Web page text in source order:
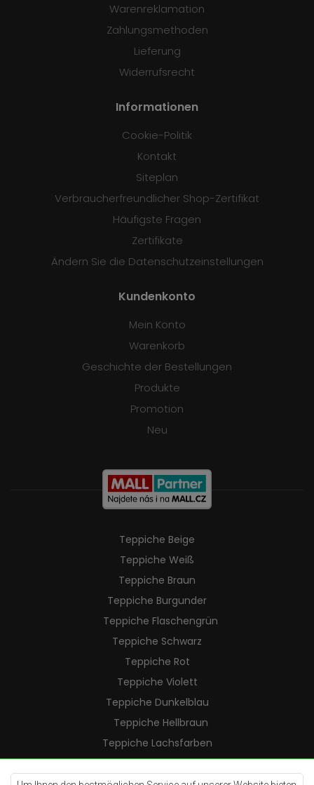
Warenreklamation
Zahlungsmethoden
Lieferung
Widerrufsrecht
Informationen
Cookie-Politik
Kontakt
Siteplan
Verbraucherfreundlicher Shop-Zertifikat
Häufigste Fragen
Zertifikate
Ändern Sie die Datenschutzeinstellungen
Kundenkonto
Mein Konto
Warenkorb
Geschichte der Bestellungen
Produkte
Promotion
Neu
Teppiche Beige
Teppiche Weiß
Teppiche Braun
Teppiche Burgunder
Teppiche Flaschengrün
Teppiche Schwarz
Teppiche Rot
Teppiche Violett
Teppiche Dunkelblau
Teppiche Hellbraun
Teppiche Lachsfarben
Teppiche Cremefarben